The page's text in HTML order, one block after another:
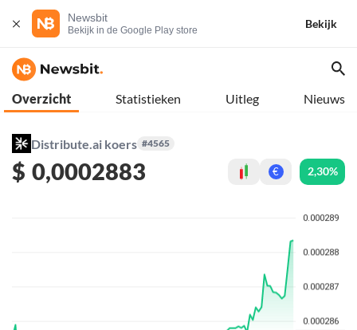
Newsbit
Bekijk in de Google Play store
Bekijk
Overzicht Statistieken Uitleg Nieuws
Distribute.ai koers #4565
$ 0,0002883 € 2,30%